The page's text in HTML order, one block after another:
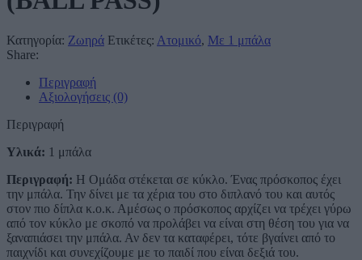
Κατηγορία: Ζωηρά Ετικέτες: Ατομικό, Με 1 μπάλα
Share:
Περιγραφή
Αξιολογήσεις (0)
Περιγραφή
Υλικά: 1 μπάλα
Περιγραφή: Η Ομάδα στέκεται σε κύκλο. Ένας πρόσκοπος έχει
την μπάλα. Την δίνει με τα χέρια του στο διπλανό του και αυτός
στον πιο δίπλα κ.ο.κ. Αμέσως ο πρόσκοπος αρχίζει να τρέχει γύρω
από τον κύκλο με σκοπό να προλάβει να είναι στη θέση του για να
ξαναπιάσει την μπάλα. Αν δεν τα καταφέρει, τότε βγαίνει από το
παιχνίδι και συνεχίζουμε με το παιδί που είναι δεξιά του.